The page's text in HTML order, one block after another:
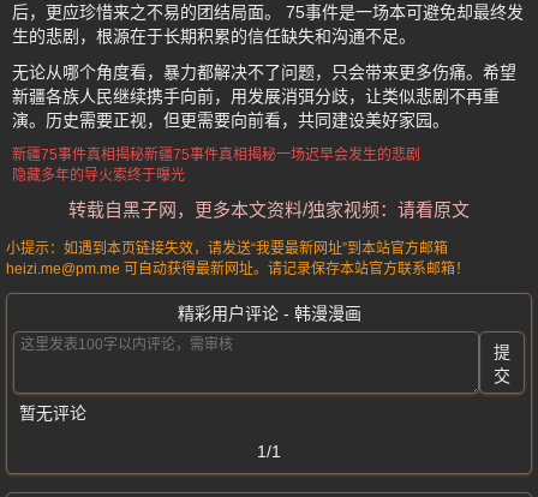
后，更应珍惜来之不易的团结局面。 75事件是一场本可避免却最终发
生的悲剧，根源在于长期积累的信任缺失和沟通不足。
无论从哪个角度看，暴力都解决不了问题，只会带来更多伤痛。希望
新疆各族人民继续携手向前，用发展消弭分歧，让类似悲剧不再重
演。历史需要正视，但更需要向前看，共同建设美好家园。
新疆75事件真相揭秘新疆75事件真相揭秘一场迟早会发生的悲剧
隐藏多年的导火索终于曝光
转载自黑子网，更多本文资料/独家视频：请看原文
小提示：如遇到本页链接失效，请发送“我要最新网址”到本站官方邮箱
heizi.me@pm.me 可自动获得最新网址。请记录保存本站官方联系邮箱！
精彩用户评论 - 韩漫漫画
提
交
暂无评论
1/1